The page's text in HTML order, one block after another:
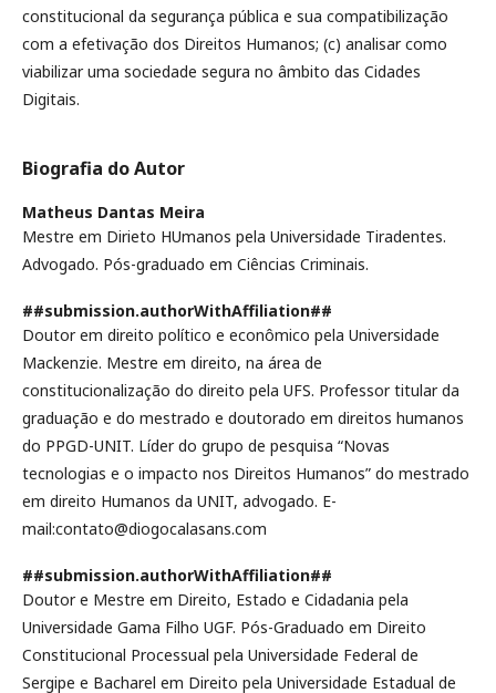
constitucional da segurança pública e sua compatibilização
com a efetivação dos Direitos Humanos; (c) analisar como
viabilizar uma sociedade segura no âmbito das Cidades
Digitais.
Biografia do Autor
Matheus Dantas Meira
Mestre em Dirieto HUmanos pela Universidade Tiradentes.
Advogado. Pós-graduado em Ciências Criminais.
##submission.authorWithAffiliation##
Doutor em direito político e econômico pela Universidade
Mackenzie. Mestre em direito, na área de
constitucionalização do direito pela UFS. Professor titular da
graduação e do mestrado e doutorado em direitos humanos
do PPGD-UNIT. Líder do grupo de pesquisa “Novas
tecnologias e o impacto nos Direitos Humanos” do mestrado
em direito Humanos da UNIT, advogado. E-
mail:contato@diogocalasans.com
##submission.authorWithAffiliation##
Doutor e Mestre em Direito, Estado e Cidadania pela
Universidade Gama Filho UGF. Pós-Graduado em Direito
Constitucional Processual pela Universidade Federal de
Sergipe e Bacharel em Direito pela Universidade Estadual de